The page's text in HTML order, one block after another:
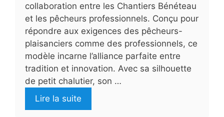
collaboration entre les Chantiers Bénéteau
et les pêcheurs professionnels. Conçu pour
répondre aux exigences des pêcheurs-
plaisanciers comme des professionnels, ce
modèle incarne l’alliance parfaite entre
tradition et innovation. Avec sa silhouette
de petit chalutier, son …
Lire la suite